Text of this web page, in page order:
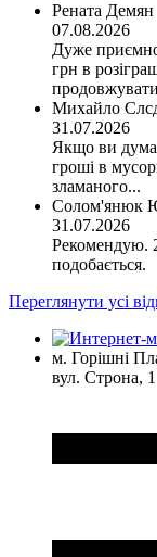
Рената Демян
07.08.2026
Дуже
грн в
Михайло
31.07.2026
Якщо ви
гроші в
зламаного...
Солом'янюк
31.07.2026
Рекомендую.
подобається.
Переглянути усі
м. Горішні
вул. Строна, 1